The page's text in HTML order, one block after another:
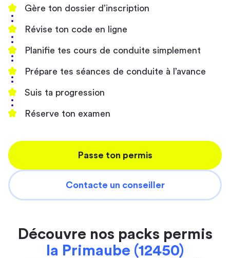
Gère ton dossier d’inscription
Révise ton code en ligne
Planifie tes cours de conduite simplement
Prépare tes séances de conduite à l’avance
Suis ta progression
Réserve ton examen
Passe ton permis
Contacte un conseiller
Découvre nos packs permis
la Primaube (12450)